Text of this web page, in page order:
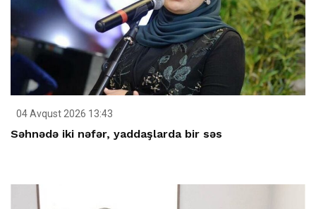
04 Avqust 2026 13:43
Səhnədə iki nəfər, yaddaşlarda bir səs